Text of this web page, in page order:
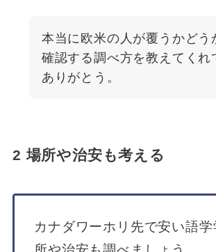
本当に欧米の人が覆うかどう
確認する調べ方を教えてくれ
ありがとう。
2 場所や治安も考える
カナダワーホリ先で安い語